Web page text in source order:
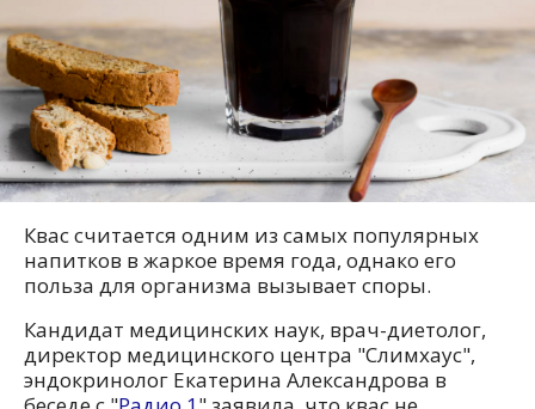
Квас считается одним из самых популярных
напитков в жаркое время года, однако его
польза для организма вызывает споры.
Кандидат медицинских наук, врач-диетолог,
директор медицинского центра "Слимхаус",
эндокринолог Екатерина Александрова в